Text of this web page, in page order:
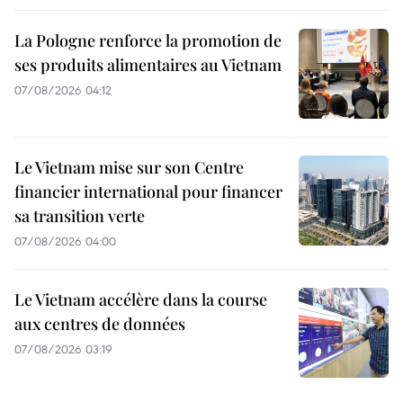
La Pologne renforce la promotion de
ses produits alimentaires au Vietnam
07/08/2026 04:12
Le Vietnam mise sur son Centre
financier international pour financer
sa transition verte
07/08/2026 04:00
Le Vietnam accélère dans la course
aux centres de données
07/08/2026 03:19